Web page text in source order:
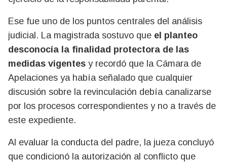
Ese fue uno de los puntos centrales del análisis
judicial. La magistrada sostuvo que el planteo
desconocía la finalidad protectora de las
medidas vigentes y recordó que la Cámara de
Apelaciones ya había señalado que cualquier
discusión sobre la revinculación debía canalizarse
por los procesos correspondientes y no a través de
este expediente.
Al evaluar la conducta del padre, la jueza concluyó
que condicionó la autorización al conflicto que